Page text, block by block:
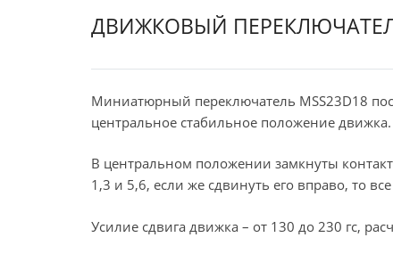
ДВИЖКОВЫЙ
Миниатюрный переключатель MSS23D18
центральное стабильное положение движка.
В центральном положении замкнуты
1,3 и 5,6, если же сдвинуть его вправо, то
Усилие сдвига движка – от 130 до 230 гс,